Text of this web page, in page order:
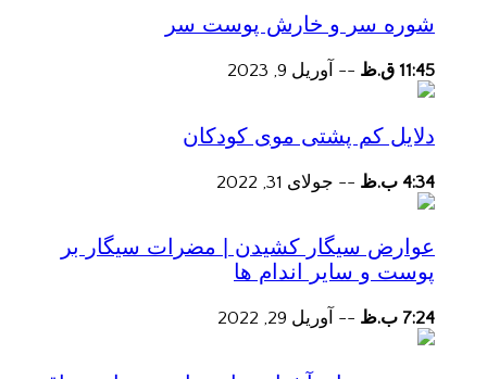
شوره سر و خارش پوست سر
11:45 ق.ظ -- آوریل 9, 2023
دلایل کم پشتی موی کودکان
4:34 ب.ظ -- جولای 31, 2022
عوارض سیگار کشیدن | مضرات سیگار بر
پوست و سایر اندام ها
7:24 ب.ظ -- آوریل 29, 2022